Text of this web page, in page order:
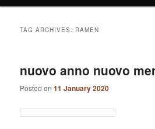
TAG ARCHIVES: RAMEN
nuovo anno nuovo
Posted on11 January 2020